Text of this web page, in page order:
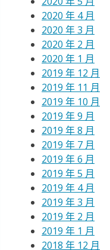
2020 年 4 月
2020 年 3 月
2020 年 2 月
2020 年 1 月
2019 年 12 月
2019 年 11 月
2019 年 10 月
2019 年 9 月
2019 年 8 月
2019 年 7 月
2019 年 6 月
2019 年 5 月
2019 年 4 月
2019 年 3 月
2019 年 2 月
2019 年 1 月
2018 年 12 月